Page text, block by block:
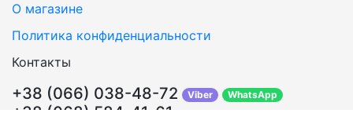
О магазине
Политика конфиденциальности
Контакты
+38 (066) 038-48-72 Viber WhatsApp
+38 (068) 584-41-61